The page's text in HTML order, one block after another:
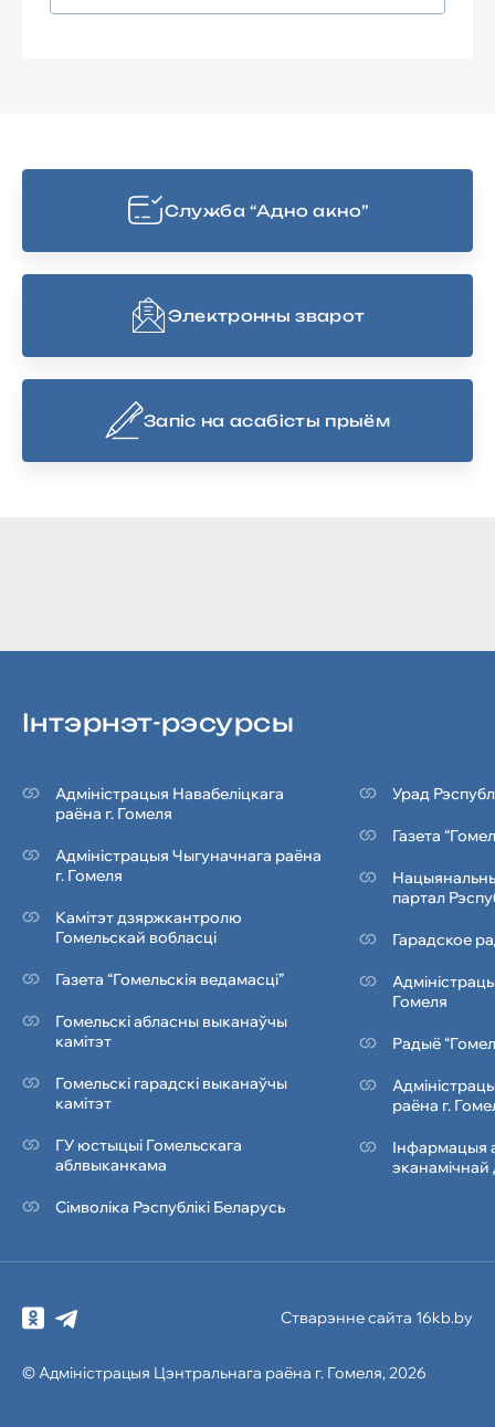
Cлужба “Адно акно”
Электронны зварот
Запіс на асабісты прыём
Iнтэрнэт-рэсурсы
Адміністрацыя Навабеліцкага
раёна г. Гомеля
Адміністрацыя Чыгуначнага раёна
г. Гомеля
Камітэт дзяржкантролю
Гомельскай вобласці
Газета “Гомельскія ведамасці”
Гомельскі абласны выканаўчы
камітэт
Гомельскі гарадскі выканаўчы
камітэт
ГУ юстыцыі Гомельскага
аблвыканкама
Сімволіка Рэcпублiкi Беларусь
Урад
Газета
партал
Гарадское
Гомеля
Радыё
раёна г.
Інфармацыя
эканамічнай
© Адміністрацыя Цэнтральнага раёна г. Гомеля, 2026
Стварэнне сайта 16kb.by